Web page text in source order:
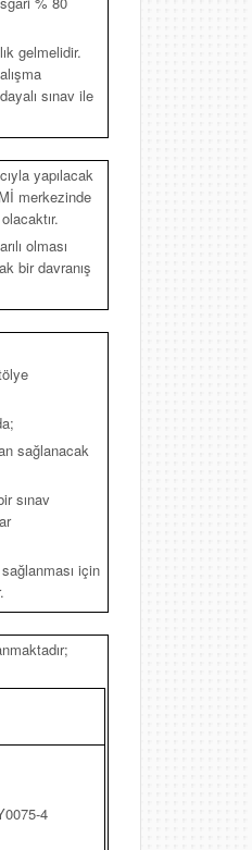
gelmelidir.
sınav ile
yapılacak
merkezinde
olması
bir davranış
sağlanacak
sınav
için
4